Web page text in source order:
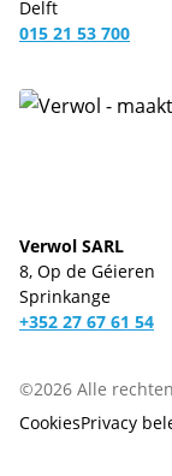
Delft
015 21 53 700
Verwol SARL
8, Op de Géieren
Sprinkange
+352 27 67 61 54
©2026 Alle
CookiesPrivacy